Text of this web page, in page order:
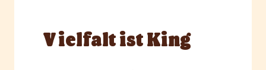
Vielfaltist King